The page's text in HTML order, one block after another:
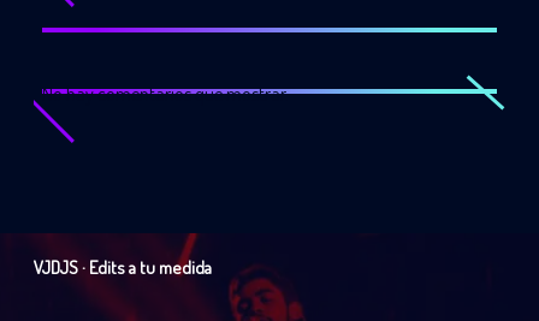
No hay comentarios que mostrar.
VJDJS · Edits a tu medida